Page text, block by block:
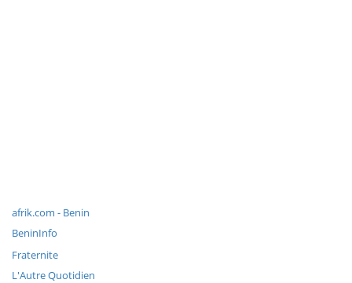
afrik.com - Benin
BeninInfo
Fraternite
L'Autre Quotidien